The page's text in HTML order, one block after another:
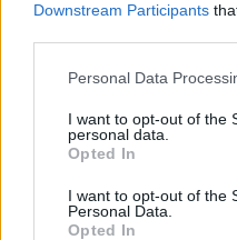
Downstream Participants
Personal Data
I want to opt-out of the
personal data.
Opted In
I want to opt-out of the
Personal Data.
Opted In
Σύσκεψη στον ΕΟΦ για
αλυσίδας φαρμάκων
Πέθανε ο πεζογράφος
Τρεις συλλήψεις
Κρήτη και Χρυσή